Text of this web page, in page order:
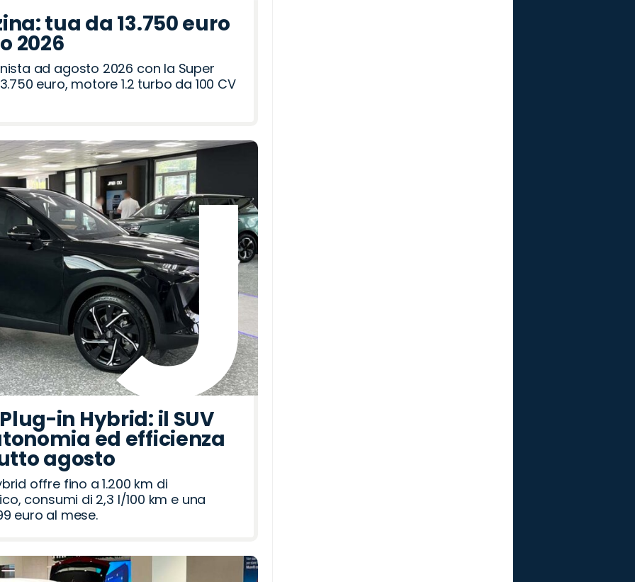
tua da 13.750 euro
2026
ad agosto 2026 con la Super
euro, motore 1.2 turbo da 100 CV
in Hybrid: il SUV
ed efficienza
agosto
offre fino a 1.200 km di
consumi di 2,3 l/100 km e una
euro al mese.